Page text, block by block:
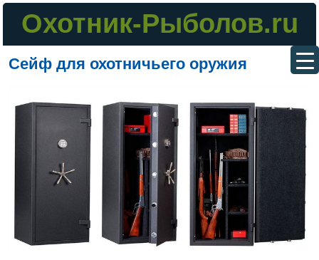
Охотник-Рыболов.ru
Сейф для охотничьего оружия